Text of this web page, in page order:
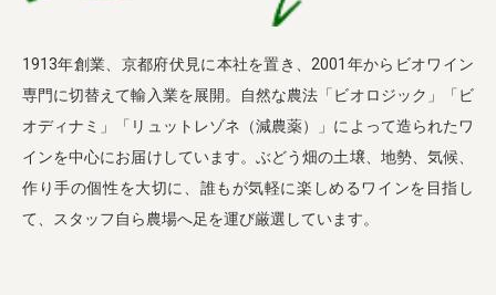
1913年創業、京都府伏見に本社を置き、2001年からビオワイン
専門に切替えて輸入業を展開。自然な農法「ビオロジック」「ビ
オディナミ」「リュットレゾネ（減農薬）」によって造られたワ
インを中心にお届けしています。ぶどう畑の土壌、地勢、気候、
作り手の個性を大切に、誰もが気軽に楽しめるワインを目指し
て、スタッフ自ら農場へ足を運び厳選しています。